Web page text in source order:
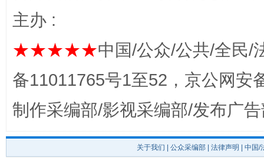
主办 :
★★★★★中国/公众/公共/全民/
备11011765号1至52，京公网安
制作采编部/影视采编部/发布广
关于我们 公众采编部 法律声明 | 中国